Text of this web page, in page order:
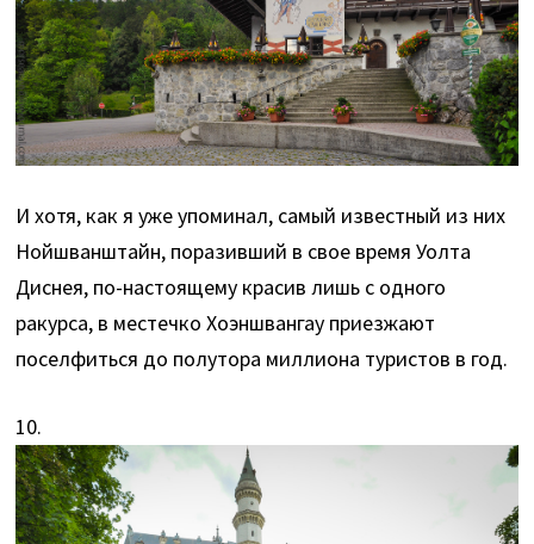
И хотя, как я уже упоминал, самый известный из них
Нойшванштайн, поразивший в свое время Уолта
Диснея, по-настоящему красив лишь с одного
ракурса, в местечко Хоэншвангау приезжают
поселфиться до полутора миллиона туристов в год.
10.